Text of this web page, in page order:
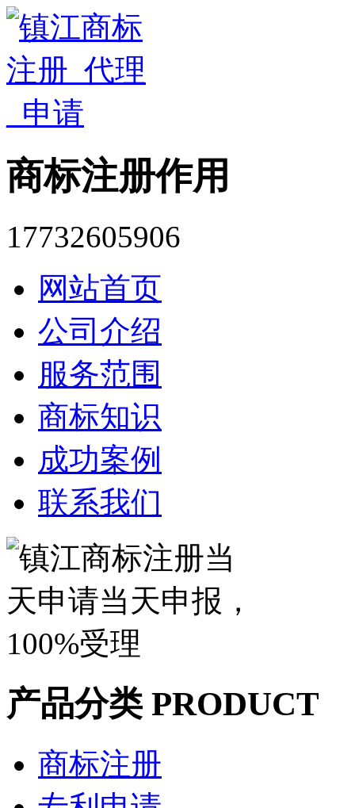
商标注册作用
17732605906
网站首页
公司介绍
服务范围
商标知识
成功案例
联系我们
产品分类 PRODUCT
商标注册